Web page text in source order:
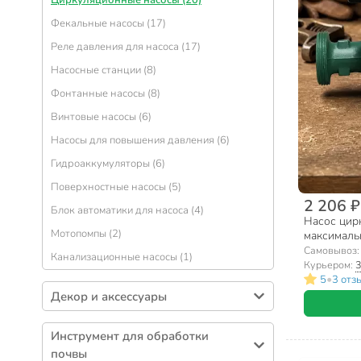
Дренаж для цветов (25)
Торфяные горшки и таблетки (23)
Парники (14)
Теплоизлучатели, лампы для растений (10)
Кашпо подвесные (6)
Побелка садовая (6)
Садовый вар (6)
Подставки под горшок (1)
Черенки (16)
Рукомойники (15)
Вилы (14)
Ремкомплекты (8)
Биотуалеты (7)
Плодосъемники, приспособления для сбора
листьев (5)
Лопаты для снега (5)
Косы, серпы (3)
Фекальные насосы (17)
Реле давления для насоса (17)
Насосные станции (8)
Фонтанные насосы (8)
Винтовые насосы (6)
Насосы для повышения давления (6)
Гидроаккумуляторы (6)
Поверхностные насосы (5)
Блок автоматики для насоса (4)
Мотопомпы (2)
Канализационные насосы (1)
Декор и аксессуары
Ограждения (63)
Декоративные ограждения (57)
Инструмент для обработки
почвы
2 206 ₽
Насос
Самовывоз:
Курьером:
5•3